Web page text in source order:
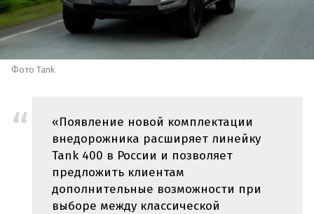
Фото Tank
«Появление новой комплектации
внедорожника расширяет линейку
Tank 400 в России и позволяет
предложить клиентам
дополнительные возможности при
выборе между классической